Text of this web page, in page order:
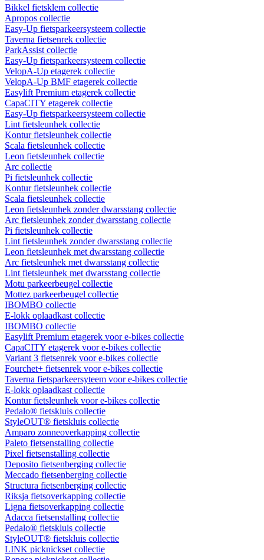
Bikkel fietsklem collectie
Apropos collectie
Easy-Up fietsparkeersysteem collectie
Taverna fietsenrek collectie
ParkAssist collectie
Easy-Up fietsparkeersysteem collectie
VelopA-Up etagerek collectie
VelopA-Up BMF etagerek collectie
Easylift Premium etagerek collectie
CapaCITY etagerek collectie
Easy-Up fietsparkeersysteem collectie
Lint fietsleunhek collectie
Kontur fietsleunhek collectie
Scala fietsleunhek collectie
Leon fietsleunhek collectie
Arc collectie
Pi fietsleunhek collectie
Kontur fietsleunhek collectie
Scala fietsleunhek collectie
Leon fietsleunhek zonder dwarsstang collectie
Arc fietsleunhek zonder dwarsstang collectie
Pi fietsleunhek collectie
Lint fietsleunhek zonder dwarsstang collectie
Leon fietsleunhek met dwarsstang collectie
Arc fietsleunhek met dwarsstang collectie
Lint fietsleunhek met dwarsstang collectie
Motu parkeerbeugel collectie
Mottez parkeerbeugel collectie
IBOMBO collectie
E-lokk oplaadkast collectie
IBOMBO collectie
Easylift Premium etagerek voor e-bikes collectie
CapaCITY etagerek voor e-bikes collectie
Variant 3 fietsenrek voor e-bikes collectie
Fourchet+ fietsenrek voor e-bikes collectie
Taverna fietsparkeersyteem voor e-bikes collectie
E-lokk oplaadkast collectie
Kontur fietsleunhek voor e-bikes collectie
Pedalo® fietskluis collectie
StyleOUT® fietskluis collectie
Amparo zonneoverkapping collectie
Paleto fietsenstalling collectie
Pixel fietsenstalling collectie
Deposito fietsenberging collectie
Meccado fietsenberging collectie
Structura fietsenberging collectie
Riksja fietsoverkapping collectie
Ligna fietsoverkapping collectie
Adacca fietsenstalling collectie
Pedalo® fietskluis collectie
StyleOUT® fietskluis collectie
LINK picknickset collectie